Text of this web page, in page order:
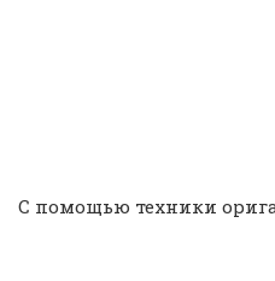
С помощью техники